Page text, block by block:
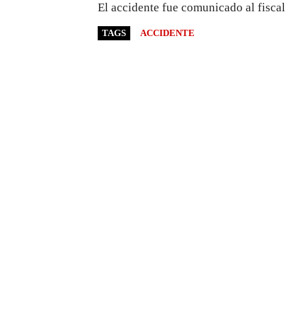
El accidente fue comunicado al fiscal
TAGS ACCIDENTE